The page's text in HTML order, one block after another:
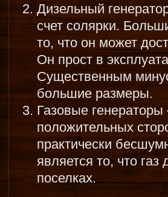
Дизельный
счет солярки.
то, что он может
Он прост в
Существенным
большие размеры.
Газовые
положительных
практически
является то, что
поселках.